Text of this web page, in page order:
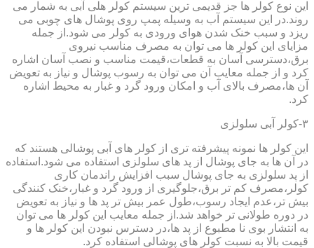
این نوع کولر ها جز قدیمی ترین سیستم کولر هلی آبی به شمار می
روند.در این سیستم آب به وسیله پمپ روی پوشال های چوبی می
ریزد و سبب خنک شدن هوای ورودی به کولر می شود.از جمله
مزایای این کولر ها می توان به مصرف مناسب نیروی
برق،دسترسی آسان به قطعات،قیمت مناسب و نصب آسان اشاره
کرد و از جمله معایب آن می توان به رسوب پوشال و نیاز به تعویض
آن ها،مصرف بالای آب و امکان ورود گرد و غبار به محیط اشاره
کرد.
۳-کولر آبی سلولزی
این کولر ها نمونه پیشرفته تری از کولر های آبی پوشالی هستند که
در آن ها به جای پوشال از پد های سلولزی استفاده می شود.استفاده
از پد سلولزی به جای پوشال سبب افزایش راندمان کاری
کولر،مصرف کم تر برق،جلوگیری از ورود گرد و غبار،خنک کنندگی
بیش تر،عدم ایجاد رسوب،طول عمر بیش تر پد ها و نیاز به تعویض
در دوره طولانی تر خواهد شد.از جمله معایب این کولر ها می توان
به انتشار بوی نا مطبوع از پد ها،در دسترس نبودن این کولر ها و
قیمت بالا به نسبت کولر های پوشالی استفاده کرد.